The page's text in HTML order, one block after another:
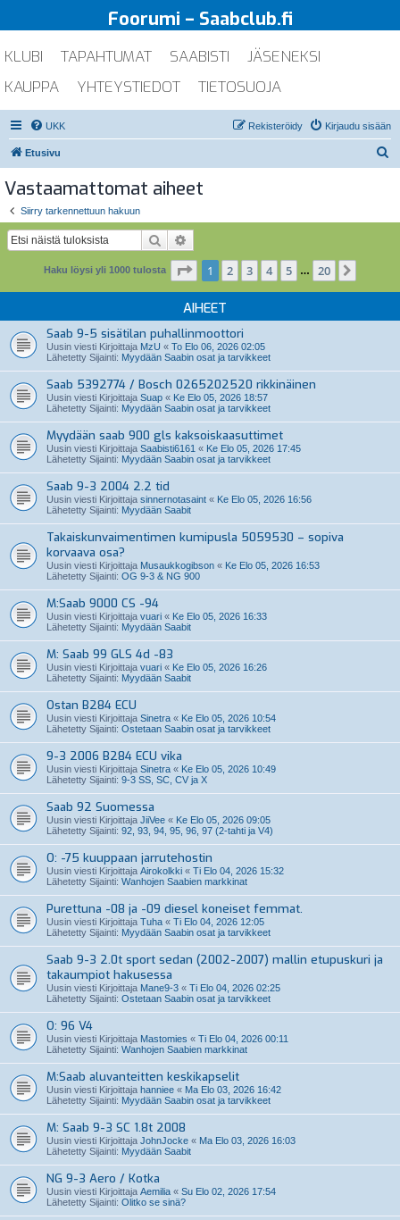
Foorumi – Saabclub.fi
KLUBI TAPAHTUMAT SAABISTI
JÄSENEKSI
KAUPPA
YHTEYSTIEDOT TIETOSUOJA
UKK Kirjaudu sisään
Rekisteröidy
Etusivu
Vastaamattomat aiheet
Siirry tarkennettuun hakuun
Etsi
Haku löysi yli 1000 tulosta Sivu /20
1 2 3 4 5 … 20
AIHEET
Saab 9-5 sisätilan puhallinmoottori
Uusin viesti Kirjoittaja MzU « To Elo 06, 2026 02:05
Lähetetty Sijainti: Myydään Saabin osat ja tarvikkeet
Saab 5392774 / Bosch 0265202520 rikkinäinen
Uusin viesti Kirjoittaja Suap « Ke Elo 05, 2026 18:57
Lähetetty Sijainti: Myydään Saabin osat ja tarvikkeet
Myydään saab 900 gls kaksoiskaasuttimet
Uusin viesti Kirjoittaja Saabisti6161 « Ke Elo 05, 2026 17:45
Lähetetty Sijainti: Myydään Saabin osat ja tarvikkeet
Saab 9-3 2004 2.2 tid
Uusin viesti Kirjoittaja sinnernotasaint « Ke Elo 05, 2026 16:56
Lähetetty Sijainti: Myydään Saabit
Takaiskunvaimentimen kumipusla 5059530 – sopiva
korvaava osa?
Uusin viesti Kirjoittaja Musaukkogibson « Ke Elo 05, 2026 16:53
Lähetetty Sijainti: OG 9-3 & NG 900
M:Saab 9000 CS -94
Uusin viesti Kirjoittaja vuari « Ke Elo 05, 2026 16:33
Lähetetty Sijainti: Myydään Saabit
M: Saab 99 GLS 4d -83
Uusin viesti Kirjoittaja vuari « Ke Elo 05, 2026 16:26
Lähetetty Sijainti: Myydään Saabit
Ostan B284 ECU
Uusin viesti Kirjoittaja Sinetra « Ke Elo 05, 2026 10:54
Lähetetty Sijainti: Ostetaan Saabin osat ja tarvikkeet
9-3 2006 B284 ECU vika
Uusin viesti Kirjoittaja Sinetra « Ke Elo 05, 2026 10:49
Lähetetty Sijainti: 9-3 SS, SC, CV ja X
Saab 92 Suomessa
Uusin viesti Kirjoittaja JiiVee « Ke Elo 05, 2026 09:05
Lähetetty Sijainti: 92, 93, 94, 95, 96, 97 (2-tahti ja V4)
O: -75 kuuppaan jarrutehostin
Uusin viesti Kirjoittaja Airokolkki « Ti Elo 04, 2026 15:32
Lähetetty Sijainti: Wanhojen Saabien markkinat
Purettuna -08 ja -09 diesel koneiset femmat.
Uusin viesti Kirjoittaja Tuha « Ti Elo 04, 2026 12:05
Lähetetty Sijainti: Myydään Saabin osat ja tarvikkeet
Saab 9-3 2.0t sport sedan (2002-2007) mallin etupuskuri ja
takaumpiot hakusessa
Uusin viesti Kirjoittaja Mane9-3 « Ti Elo 04, 2026 02:25
Lähetetty Sijainti: Ostetaan Saabin osat ja tarvikkeet
O: 96 V4
Uusin viesti Kirjoittaja Mastomies « Ti Elo 04, 2026 00:11
Lähetetty Sijainti: Wanhojen Saabien markkinat
M:Saab aluvanteitten keskikapselit
Uusin viesti Kirjoittaja hanniee « Ma Elo 03, 2026 16:42
Lähetetty Sijainti: Myydään Saabin osat ja tarvikkeet
M: Saab 9-3 SC 1.8t 2008
Uusin viesti Kirjoittaja JohnJocke « Ma Elo 03, 2026 16:03
Lähetetty Sijainti: Myydään Saabit
NG 9-3 Aero / Kotka
Uusin viesti Kirjoittaja Aemilia « Su Elo 02, 2026 17:54
Lähetetty Sijainti: Olitko se sinä?